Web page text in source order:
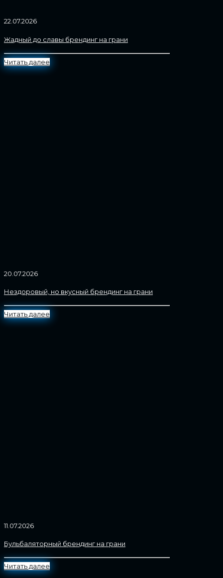
22.07.2026
Жадный до славы брендинг на грани
Читать далее
20.07.2026
Нездоровый, но вкусный брендинг на грани
Читать далее
11.07.2026
Бульбаляторный брендинг на грани
Читать далее